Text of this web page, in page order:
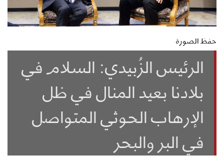
حفظ الصورة
الرئيس الزُبيدي: السلام في
بلادنا بعيد المنال في ظل
الإرهاب الحوثي المتواصل
في البر والبحر